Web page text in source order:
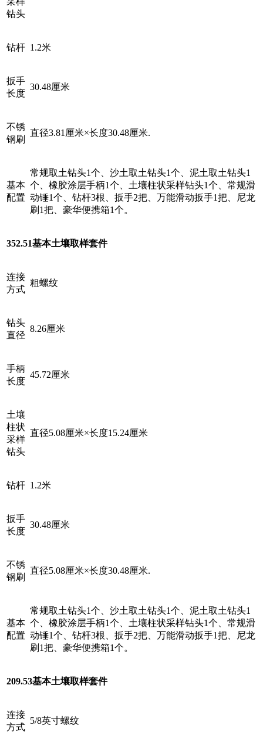
钻头
钻杆 1.2米
扳手
长度
30.48厘米
不锈
钢刷
直径3.81厘米×长度30.48厘米.
基本
配置
常规取土钻头1个、沙土取土钻头1个、泥土取土钻头1
个、橡胶涂层手柄1个、土壤柱状采样钻头1个、常规滑
动锤1个、钻杆3根、扳手2把、万能滑动扳手1把、尼龙
刷1把、豪华便携箱1个。
352.51基本土壤取样套件
连接
方式
粗螺纹
钻头
直径
8.26厘米
手柄
长度
45.72厘米
土壤
柱状
采样
钻头
直径5.08厘米×长度15.24厘米
钻杆 1.2米
扳手
长度
30.48厘米
不锈
钢刷
直径5.08厘米×长度30.48厘米.
基本
配置
常规取土钻头1个、沙土取土钻头1个、泥土取土钻头1
个、橡胶涂层手柄1个、土壤柱状采样钻头1个、常规滑
动锤1个、钻杆3根、扳手2把、万能滑动扳手1把、尼龙
刷1把、豪华便携箱1个。
209.53基本土壤取样套件
连接
方式
5/8英寸螺纹